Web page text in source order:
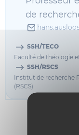
de
SSH/TECO
Faculté de théologie
SSH/RSCS
Institut de recherche
(RSCS)